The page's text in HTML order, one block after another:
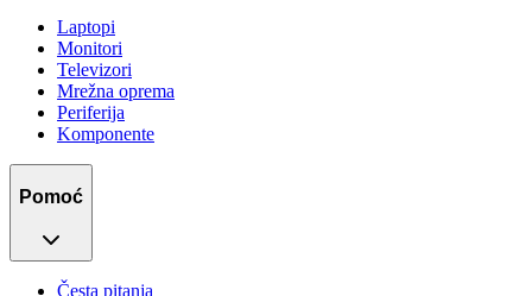
Laptopi
Monitori
Televizori
Mrežna oprema
Periferija
Komponente
Pomoć
Česta pitanja